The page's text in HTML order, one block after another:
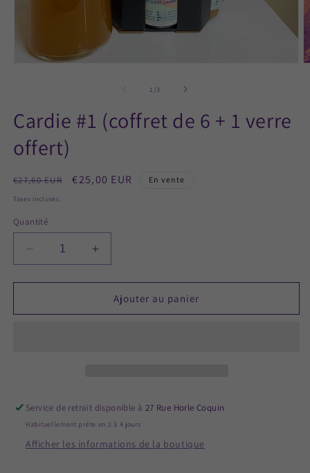
une
fenêtre
modale
1 /de
3
Cardie #1 (coffret de 6 + 1 verre
offert)
Prix
habituel
€27,60 EUR
Prix
€25,00 EUR En vente
Taxes incluses.
Quantité
Réduire
la
quantité
Cardie
verre
offert)
Augmenter
la
quantité
Cardie
verre
offert)
Ajouter au panier
Service de retrait disponible à 27 Rue Horle Coquin
Habituellement prête en 2 à 4 jours
Afficher les informations de la boutique